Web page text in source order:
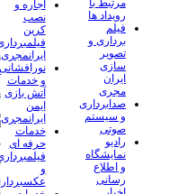
اجاره و
نصب
کرین
ایرانمجری
و خدمات
آتش بازی
ایمن
ایرانمجری
خدمات
حرفه ای
و
مرتبط با
رویداد ها
فیلم
برداری و
تصویر
سازی
ایران
مجری
صدابرداری
و سیستم
صوتی
رادیو
نمایشگاه
و اطلاع
رسانی